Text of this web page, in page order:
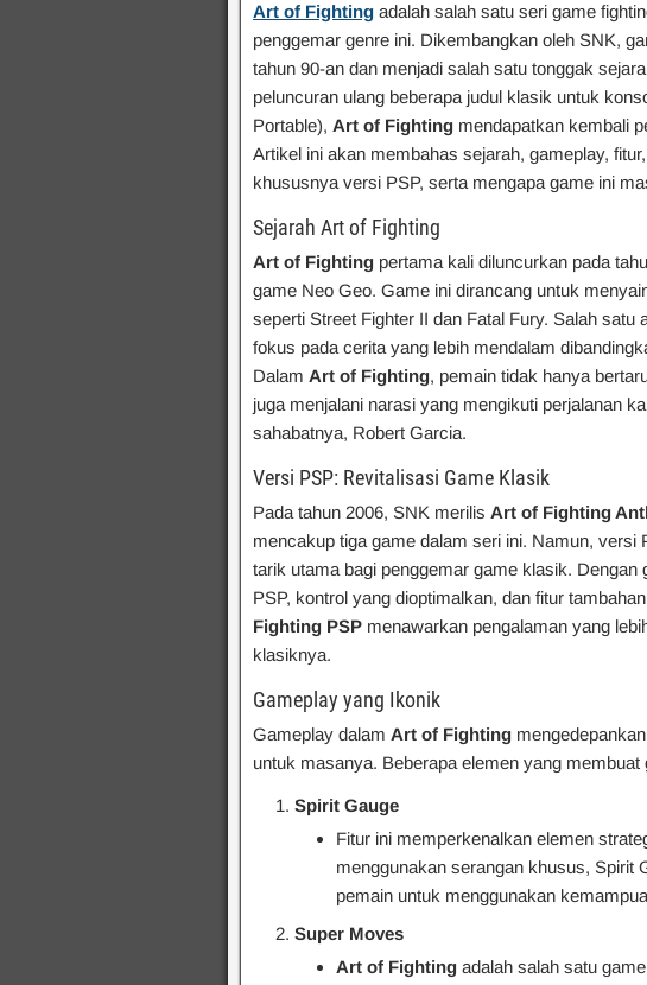
Art of Fighting adalah salah satu seri game
penggemar genre ini. Dikembangkan oleh SNK,
tahun 90-an dan menjadi salah satu tonggak
peluncuran ulang beberapa judul klasik untuk
Portable), Art of Fighting mendapatkan kembali
Artikel ini akan membahas sejarah, gameplay,
khususnya versi PSP, serta mengapa game ini
Sejarah Art of Fighting
Art of Fighting pertama kali diluncurkan pada
game Neo Geo. Game ini dirancang untuk
seperti Street Fighter II dan Fatal Fury. Salah
fokus pada cerita yang lebih mendalam
Dalam Art of Fighting, pemain tidak hanya
juga menjalani narasi yang mengikuti perjalanan
sahabatnya, Robert Garcia.
Versi PSP: Revitalisasi Game Klasik
Pada tahun 2006, SNK merilis Art of Fighting
mencakup tiga game dalam seri ini. Namun, versi
tarik utama bagi penggemar game klasik.
PSP, kontrol yang dioptimalkan, dan fitur
Fighting PSP menawarkan pengalaman yang
klasiknya.
Gameplay yang Ikonik
Gameplay dalam Art of Fighting
untuk masanya. Beberapa elemen yang membuat
Spirit Gauge
Fitur ini memperkenalkan elemen
menggunakan serangan khusus, Spirit
pemain untuk menggunakan
Super Moves
Art of Fighting adalah salah satu